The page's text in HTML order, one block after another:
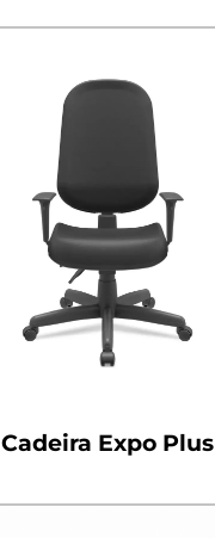
Cadeira Expo Plus